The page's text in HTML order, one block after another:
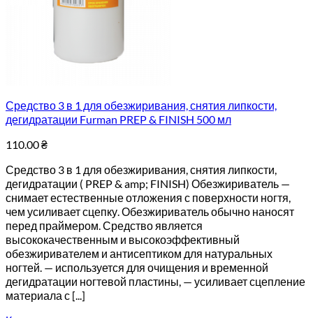
Средство 3 в 1 для обезжиривания, снятия липкости,
дегидратации Furman PREP & FINISH 500 мл
110.00₴
Средство 3 в 1 для обезжиривания, снятия липкости,
дегидратации ( PREP & amp; FINISH) Обезжириватель —
снимает естественные отложения с поверхности ногтя,
чем усиливает сцепку. Обезжириватель обычно наносят
перед праймером. Средство является
высококачественным и высокоэффективный
обезжиривателем и антисептиком для натуральных
ногтей. — используется для очищения и временной
дегидратации ногтевой пластины, — усиливает сцепление
материала с [...]